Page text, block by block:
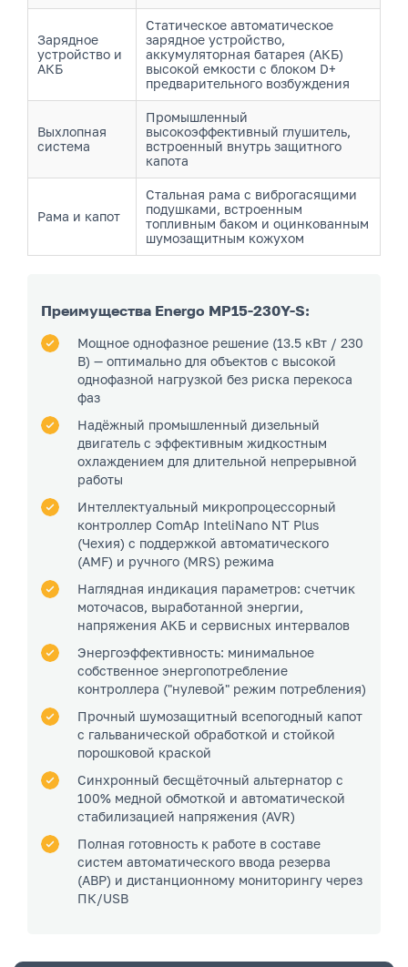
Зарядное
устройство и
АКБ
Статическое автоматическое
зарядное устройство,
аккумуляторная батарея (АКБ)
высокой емкости с блоком D+
предварительного возбуждения
Выхлопная
система
Промышленный
высокоэффективный глушитель,
встроенный внутрь защитного
капота
Рама и капот
Стальная рама с виброгасящими
подушками, встроенным
топливным баком и оцинкованным
шумозащитным кожухом
Преимущества Energo MP15-230Y-S:
Мощное однофазное решение (13.5 кВт / 230
В) — оптимально для объектов с высокой
однофазной нагрузкой без риска перекоса
фаз
Надёжный промышленный дизельный
двигатель с эффективным жидкостным
охлаждением для длительной непрерывной
работы
Интеллектуальный микропроцессорный
контроллер ComAp InteliNano NT Plus
(Чехия) с поддержкой автоматического
(AMF) и ручного (MRS) режима
Наглядная индикация параметров: счетчик
моточасов, выработанной энергии,
напряжения АКБ и сервисных интервалов
Энергоэффективность: минимальное
собственное энергопотребление
контроллера ("нулевой" режим потребления)
Прочный шумозащитный всепогодный капот
с гальванической обработкой и стойкой
порошковой краской
Синхронный бесщёточный альтернатор с
100% медной обмоткой и автоматической
стабилизацией напряжения (AVR)
Полная готовность к работе в составе
систем автоматического ввода резерва
(АВР) и дистанционному мониторингу через
ПК/USB